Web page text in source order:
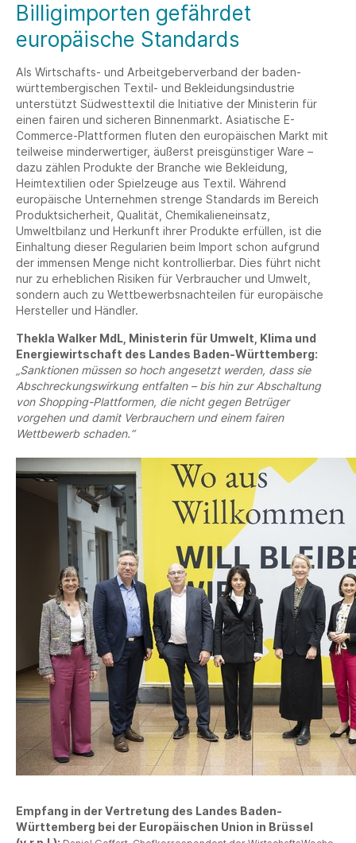
Billigimporten gefährdet
europäische Standards
Als Wirtschafts- und Arbeitgeberverband der baden-
württembergischen Textil- und Bekleidungsindustrie
unterstützt Südwesttextil die Initiative der Ministerin für
einen fairen und sicheren Binnenmarkt. Asiatische E-
Commerce-Plattformen fluten den europäischen Markt mit
teilweise minderwertiger, äußerst preisgünstiger Ware –
dazu zählen Produkte der Branche wie Bekleidung,
Heimtextilien oder Spielzeuge aus Textil. Während
europäische Unternehmen strenge Standards im Bereich
Produktsicherheit, Qualität, Chemikalieneinsatz,
Umweltbilanz und Herkunft ihrer Produkte erfüllen, ist die
Einhaltung dieser Regularien beim Import schon aufgrund
der immensen Menge nicht kontrollierbar. Dies führt nicht
nur zu erheblichen Risiken für Verbraucher und Umwelt,
sondern auch zu Wettbewerbsnachteilen für europäische
Hersteller und Händler.
Thekla Walker MdL, Ministerin für Umwelt, Klima und
Energiewirtschaft des Landes Baden-Württemberg:
„Sanktionen müssen so hoch angesetzt werden, dass sie
Abschreckungswirkung entfalten – bis hin zur Abschaltung
von Shopping-Plattformen, die nicht gegen Betrüger
vorgehen und damit Verbrauchern und einem fairen
Wettbewerb schaden.“
Empfang in der Vertretung des Landes Baden-
Württemberg bei der Europäischen Union in Brüssel